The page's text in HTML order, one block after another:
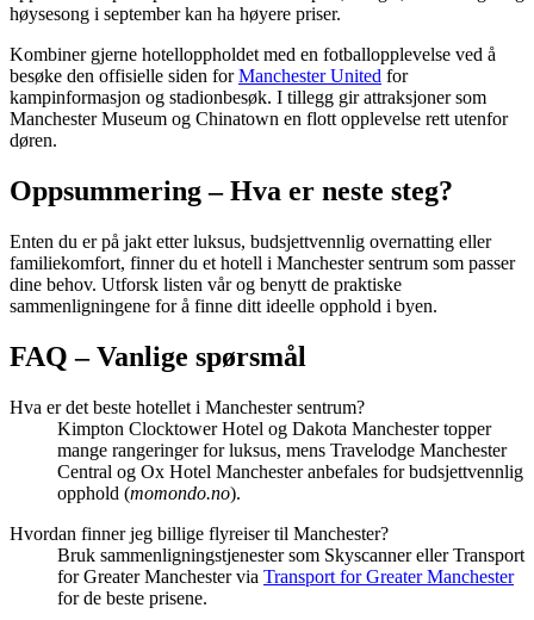
høysesong i september kan ha høyere priser.
Kombiner gjerne hotelloppholdet med en fotballopplevelse ved å
besøke den offisielle siden forManchester United for
kampinformasjon og stadionbesøk. I tillegg gir attraksjoner som
Manchester Museum og Chinatown en flott opplevelse rett utenfor
døren.
Oppsummering – Hva er neste steg?
Enten du er på jakt etter luksus, budsjettvennlig overnatting eller
familiekomfort, finner du et hotell i Manchester sentrum som passer
dine behov. Utforsk listen vår og benytt de praktiske
sammenligningene for å finne ditt ideelle opphold i byen.
FAQ – Vanlige spørsmål
Hva er det beste hotellet i Manchester sentrum?
Kimpton Clocktower Hotel og Dakota Manchester topper
mange rangeringer for luksus, mens Travelodge Manchester
Central og Ox Hotel Manchester anbefales for budsjettvennlig
opphold (momondo.no).
Hvordan finner jeg billige flyreiser til Manchester?
Bruk sammenligningstjenester som Skyscanner eller Transport
for Greater Manchester via Transport for Greater Manchester
for de beste prisene.